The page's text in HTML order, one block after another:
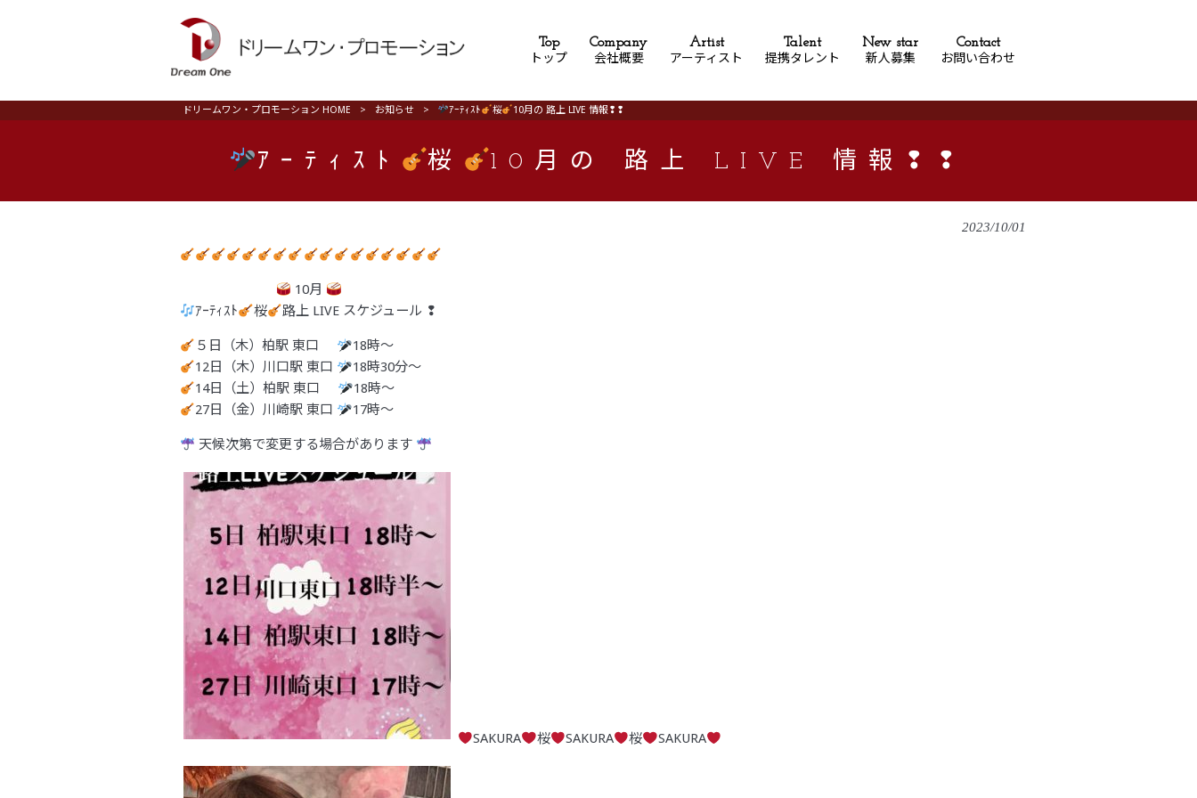
Top
トップ
Company
会社概要
Artist
アーティスト
Talent
提携タレント
New star
新人募集
Contact
お問い合わせ
ドリームワン・プロモーション HOME > お知らせ > ｱｰﾃｨｽﾄ 桜 10月の 路上 LIVE 情報❢❢
ｱｰﾃｨｽﾄ 桜 10月の 路上 LIVE 情報❢❢
2023/10/01
10月
ｱｰﾃｨｽﾄ
桜 路上 LIVE スケジュール ❢
５日（木）柏駅 東口
18時〜
12日（木）川口駅 東口
18時30分〜
14日（土）柏駅 東口
18時〜
27日（金）川崎駅 東口
17時〜
天候次第で変更する場合があります
SAKURA 桜 SAKURA 桜 SAKURA